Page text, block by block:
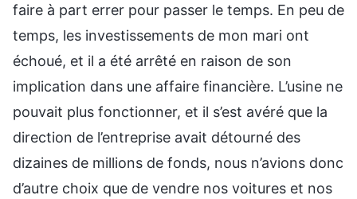
faire à part errer pour passer le temps. En peu de
temps, les investissements de mon mari ont
échoué, et il a été arrêté en raison de son
implication dans une affaire financière. L’usine ne
pouvait plus fonctionner, et il s’est avéré que la
direction de l’entreprise avait détourné des
dizaines de millions de fonds, nous n’avions donc
d’autre choix que de vendre nos voitures et nos